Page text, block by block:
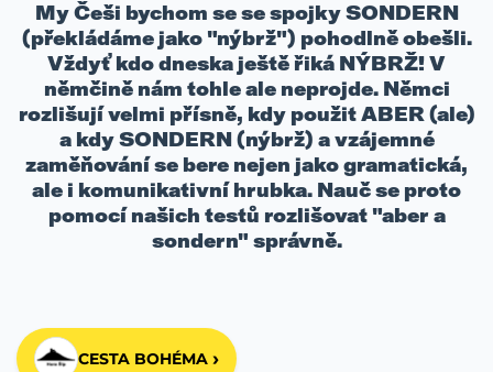
My Češi bychom se se spojky SONDERN
(překládáme jako "nýbrž") pohodlně obešli.
Vždyť kdo dneska ještě řiká NÝBRŽ! V
němčině nám tohle ale neprojde. Němci
rozlišují velmi přísně, kdy použit ABER (ale)
a kdy SONDERN (nýbrž) a vzájemné
zaměňování se bere nejen jako gramatická,
ale i komunikativní hrubka. Nauč se proto
pomocí našich testů rozlišovat "aber a
sondern" správně.
CESTA BOHÉMA ›